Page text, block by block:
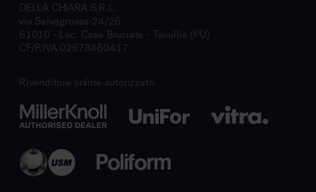
DELLA CHIARA S.R.L.
via Selvagrossa 24/26
61010 - Loc. Case Bruciate - Tavullia (PU)
CF/P.IVA 02678460417
Rivenditore online autorizzato